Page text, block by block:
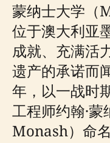
蒙纳士大学（
位于澳大利亚
成就、充满活
遗产的承诺而
年，以一战时
工程师约翰·
Monash）命